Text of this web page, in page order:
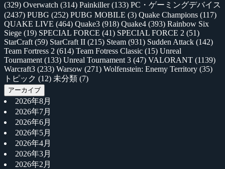
(329) Overwatch (314) Painkiller(133) PC・ゲーミングデバイス
(2437) PUBG (252) PUBG MOBILE (3) Quake Champions (117)
QUAKE LIVE (464) Quake3 (918) Quake4 (393) Rainbow Six
Siege (19) SPECIAL FORCE (41) SPECIAL FORCE 2 (51)
StarCraft (59) StarCraft II (215) Steam (931) Sudden Attack (142)
Team Fortress 2 (614) Team Fotress Classic (15) Unreal
Tournament (133) Unreal Tournament 3 (47) VALORANT (1139)
Warcraft3 (233) Warsow (271) Wolfenstein: Enemy Territory (35)
トピック (12) 未分類 (7)
アーカイブ
2026年8月
2026年7月
2026年6月
2026年5月
2026年4月
2026年3月
2026年2月